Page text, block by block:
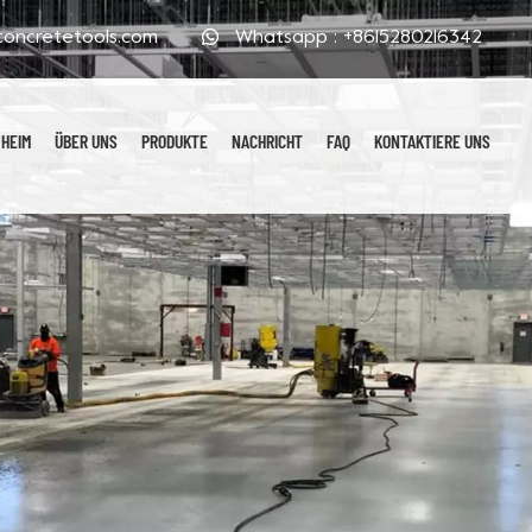
Whatsapp :+8615280216342
HEIM ÜBER UNS PRODUKTE NACHRICHT FAQ KONTAKTIERE UNS